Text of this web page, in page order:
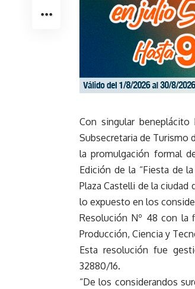
Con singular
Subsecretaria de Turismo
la promulgación formal
Edición de la “Fiesta de
Plaza Castelli de la
lo expuesto en los
Resolución Nº 48 con la
Producción, Ciencia y
Esta resolución fue
32880/16.
“De los considerandos